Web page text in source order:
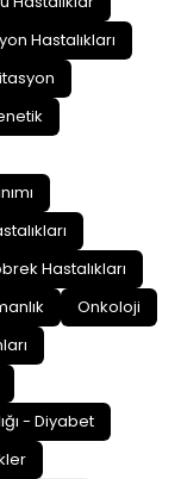
Hastalıkları
Hastalıkları
Onkoloji
- Diyabet